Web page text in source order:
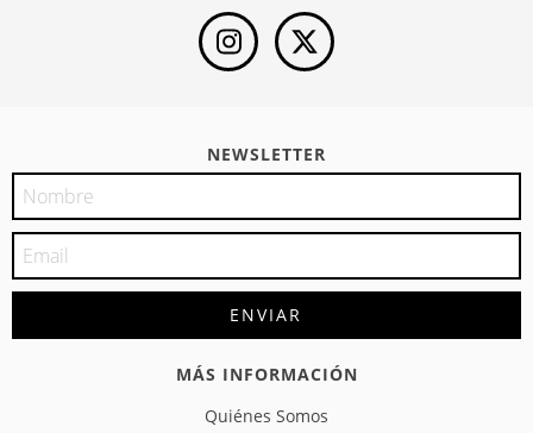
NEWSLETTER
MÁS INFORMACIÓN
Quiénes Somos